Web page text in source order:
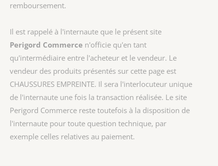
remboursement.
Il est rappelé à l'internaute que le présent site
Perigord Commerce n'officie qu'en tant
qu'intermédiaire entre l'acheteur et le vendeur. Le
vendeur des produits présentés sur cette page est
CHAUSSURES EMPREINTE. Il sera l'interlocuteur unique
de l'internaute une fois la transaction réalisée. Le site
Perigord Commerce reste toutefois à la disposition de
l'internaute pour toute question technique, par
exemple celles relatives au paiement.